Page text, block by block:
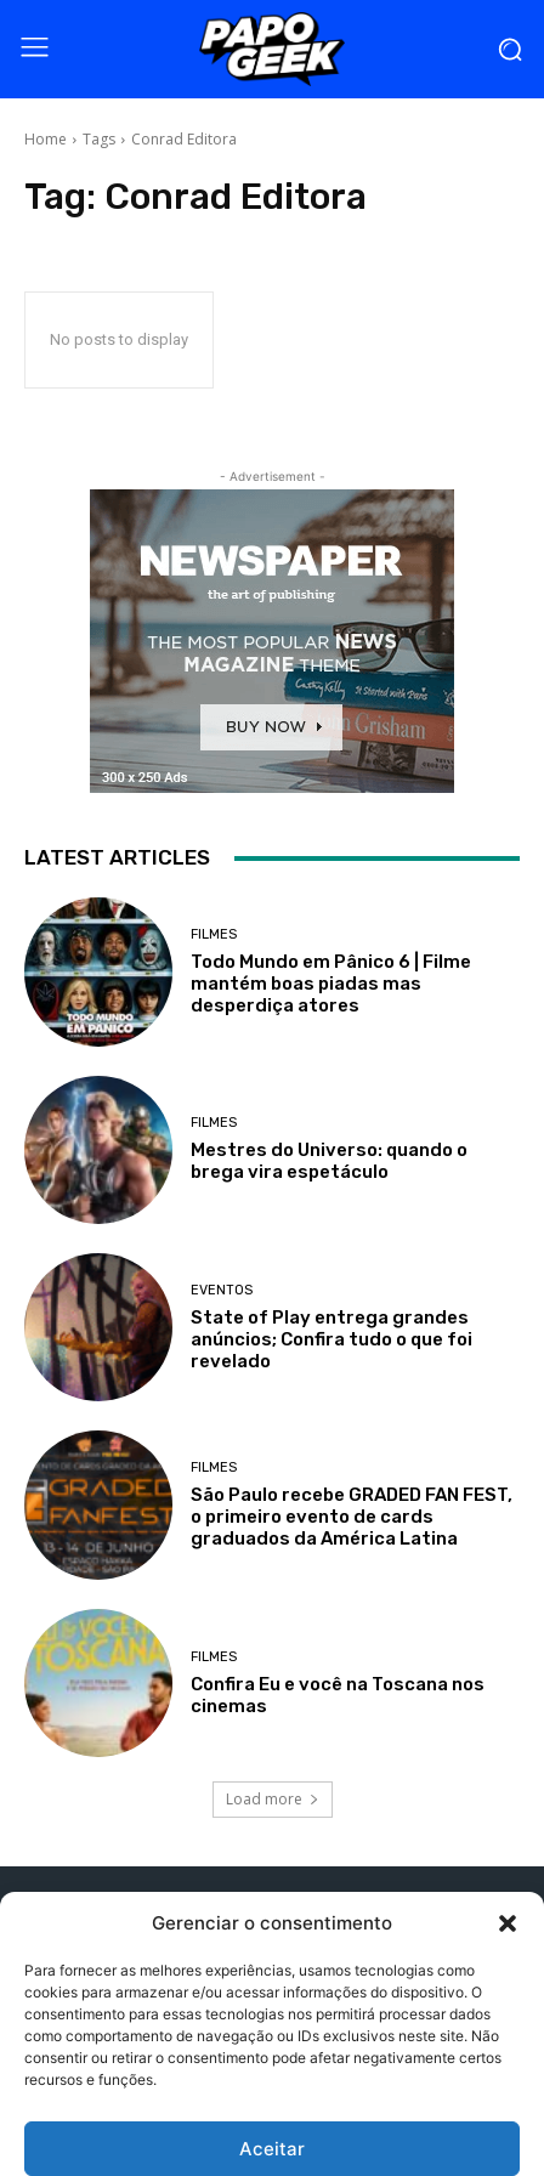
Gerenciar o consentimento
Para fornecer as melhores experiências, usamos tecnologias como
cookies para armazenar e/ou acessar informações do dispositivo. O
consentimento para essas tecnologias nos permitirá processar dados
como comportamento de navegação ou IDs exclusivos neste site. Não
consentir ou retirar o consentimento pode afetar negativamente certos
recursos e funções.
Aceitar
Home Tags Conrad Editora
Tag: Conrad Editora
No posts to display
- Advertisement -
LATEST ARTICLES
FILMES
Todo Mundo em Pânico 6 | Filme
mantém boas piadas mas
desperdiça atores
FILMES
Mestres do Universo: quando o
brega vira espetáculo
EVENTOS
State of Play entrega grandes
anúncios; Confira tudo o que foi
revelado
FILMES
São Paulo recebe GRADED FAN FEST,
o primeiro evento de cards
graduados da América Latina
FILMES
Confira Eu e você na Toscana nos
cinemas
Load more
Contato:contatopapogeek@gmail.com
Política de Privacidade